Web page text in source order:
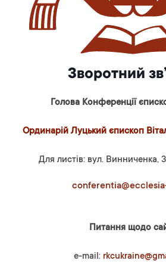
Зворотний
Голова Конференції
Ординарій Луцький єпископ
Для листів: вул. Винниченка,
Питання щодо
e-mail: